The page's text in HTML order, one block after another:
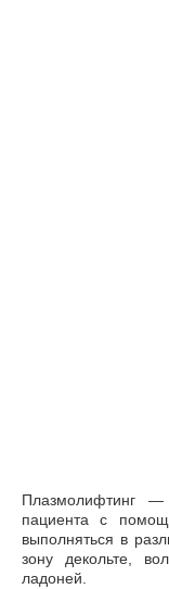
Плазмолифтинг
пациента с
выполняться в
зону декольте,
ладоней.